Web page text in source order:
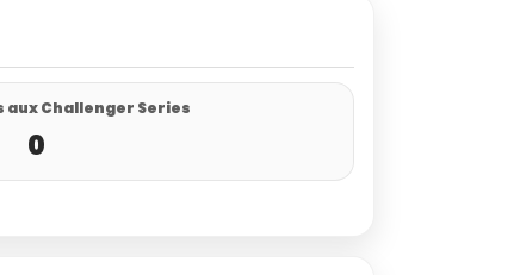
Challenger Series
0